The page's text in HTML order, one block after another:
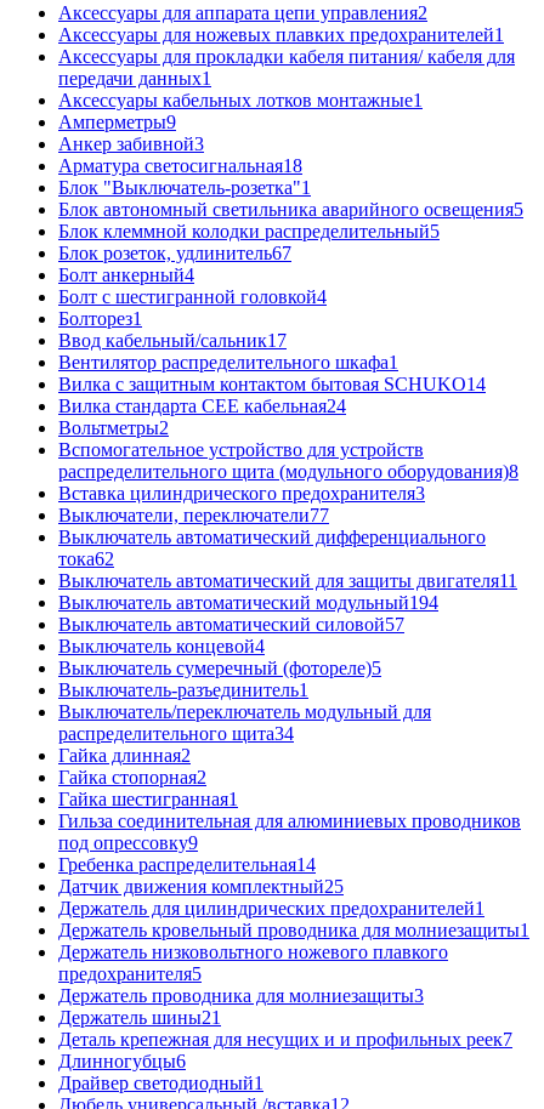
Аксессуары для аппарата цепи управления2
Аксессуары для ножевых плавких предохранителей1
Аксессуары для прокладки кабеля питания/ кабеля для
передачи данных1
Аксессуары кабельных лотков монтажные1
Амперметры9
Анкер забивной3
Арматура светосигнальная18
Блок "Выключатель-розетка"1
Блок автономный светильника аварийного освещения5
Блок клеммной колодки распределительный5
Блок розеток, удлинитель67
Болт анкерный4
Болт с шестигранной головкой4
Болторез1
Ввод кабельный/сальник17
Вентилятор распределительного шкафа1
Вилка с защитным контактом бытовая SCHUKO14
Вилка стандарта CEE кабельная24
Вольтметры2
Вспомогательное устройство для устройств
распределительного щита (модульного оборудования)8
Вставка цилиндрического предохранителя3
Выключатели, переключатели77
Выключатель автоматический дифференциального
тока62
Выключатель автоматический для защиты двигателя11
Выключатель автоматический модульный194
Выключатель автоматический силовой57
Выключатель концевой4
Выключатель сумеречный (фотореле)5
Выключатель-разъединитель1
Выключатель/переключатель модульный для
распределительного щита34
Гайка длинная2
Гайка стопорная2
Гайка шестигранная1
Гильза соединительная для алюминиевых проводников
под опрессовку9
Гребенка распределительная14
Датчик движения комплектный25
Держатель для цилиндрических предохранителей1
Держатель кровельный проводника для молниезащиты1
Держатель низковольтного ножевого плавкого
предохранителя5
Держатель проводника для молниезащиты3
Держатель шины21
Деталь крепежная для несущих и и профильных реек7
Длинногубцы6
Драйвер светодиодный1
Дюбель универсальный /вставка12